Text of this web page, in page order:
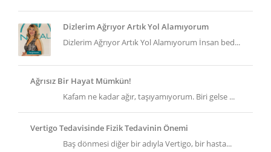
Dizlerim Ağrıyor Artık Yol Alamıyorum
Dizlerim Ağrıyor Artık Yol Alamıyorum İnsan bed...
Ağrısız Bir Hayat Mümkün!
Kafam ne kadar ağır, taşıyamıyorum. Biri gelse ...
Vertigo Tedavisinde Fizik Tedavinin Önemi
Baş dönmesi diğer bir adıyla Vertigo, bir hasta...